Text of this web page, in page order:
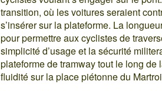
transition, où les voitures seraient
s’insérer sur la plateforme. La
pour permettre aux cyclistes de
simplicité d’usage et la sécurité
plateforme de tramway tout le long
fluidité sur la place piétonne du